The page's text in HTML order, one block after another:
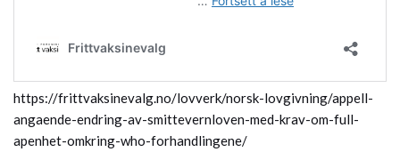
https://frittvaksinevalg.no/lovverk/norsk-lovgivning/appell-
angaende-endring-av-smittevernloven-med-krav-om-full-
apenhet-omkring-who-forhandlingene/